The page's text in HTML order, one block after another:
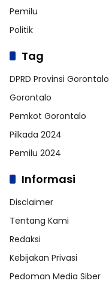
Pemilu
Politik
Tag
DPRD Provinsi Gorontalo
Gorontalo
Pemkot Gorontalo
Pilkada 2024
Pemilu 2024
Informasi
Disclaimer
Tentang Kami
Redaksi
Kebijakan Privasi
Pedoman Media Siber